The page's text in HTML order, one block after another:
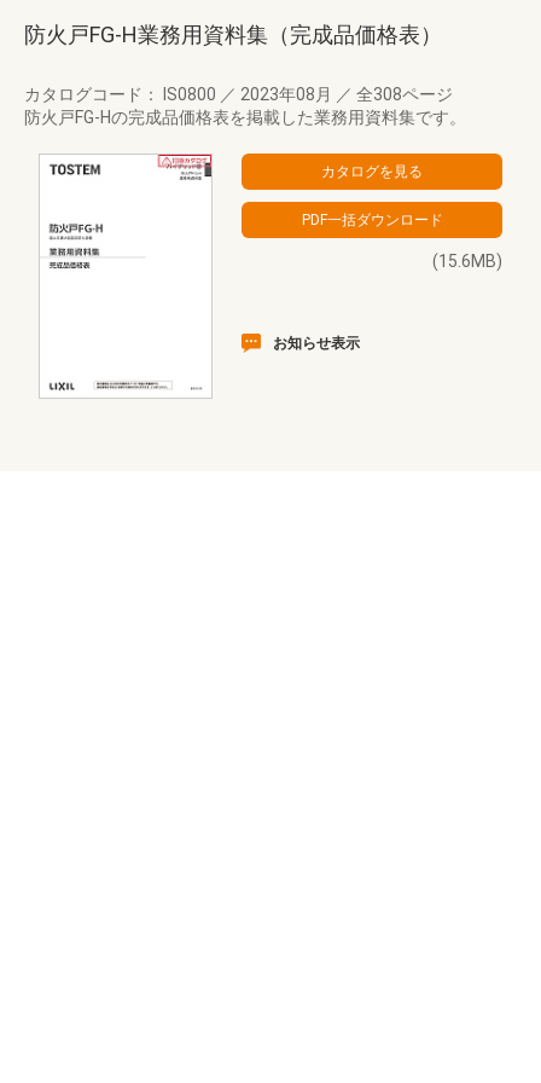
防火戸FG-H業務用資料集（完成品価格表）
カタログコード： IS0800 ／ 2023年08月 ／ 全308ページ
防火戸FG-Hの完成品価格表を掲載した業務用資料集です。
(15.6MB)
お知らせ表示